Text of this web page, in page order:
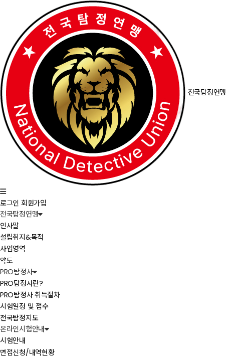
전국탐정연맹
로그인 회원가입
전국탐정연맹
인사말
설립취지&목적
사업영역
약도
PRO탐정사
PRO탐정사란?
PRO탐정사 취득절차
시험일정 및 접수
전국탐정지도
온라인시험안내
시험안내
면접신청/내역현황